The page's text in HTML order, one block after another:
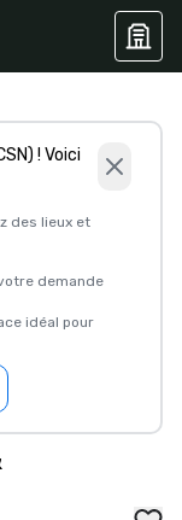
! Voici
des lieux et
demande
idéal pour